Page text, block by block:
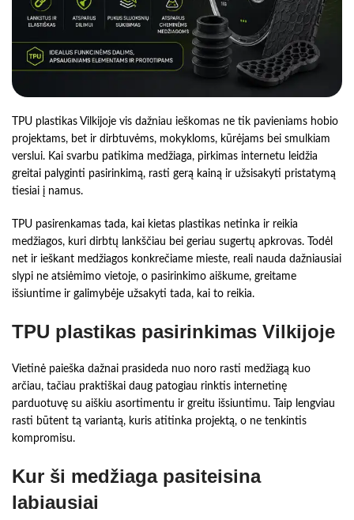
TPU plastikas Vilkijoje vis dažniau ieškomas ne tik pavieniams hobio
projektams, bet ir dirbtuvėms, mokykloms, kūrėjams bei smulkiam
verslui. Kai svarbu patikima medžiaga, pirkimas internetu leidžia
greitai palyginti pasirinkimą, rasti gerą kainą ir užsisakyti pristatymą
tiesiai į namus.
TPU pasirenkamas tada, kai kietas plastikas netinka ir reikia
medžiagos, kuri dirbtų lankščiau bei geriau sugertų apkrovas. Todėl
net ir ieškant medžiagos konkrečiame mieste, reali nauda dažniausiai
slypi ne atsiėmimo vietoje, o pasirinkimo aiškume, greitame
išsiuntime ir galimybėje užsakyti tada, kai to reikia.
TPU plastikas pasirinkimas Vilkijoje
Vietinė paieška dažnai prasideda nuo noro rasti medžiagą kuo
arčiau, tačiau praktiškai daug patogiau rinktis internetinę
parduotuvę su aiškiu asortimentu ir greitu išsiuntimu. Taip lengviau
rasti būtent tą variantą, kuris atitinka projektą, o ne tenkintis
kompromisu.
Kur ši medžiaga pasiteisina
labiausiai